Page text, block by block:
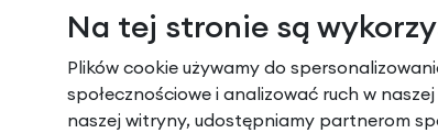
Na tej stronie są
Plików cookie używamy do
społecznościowe i analizować ruch w
naszej witryny, udostępniamy partnerom